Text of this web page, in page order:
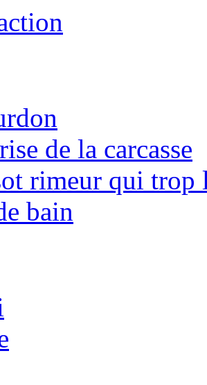
de la carcasse
rimeur qui trop
bain